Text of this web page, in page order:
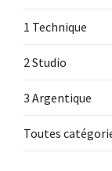
1 Technique
2 Studio
3 Argentique
Toutes